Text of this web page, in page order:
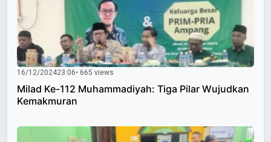
16/12/202423:06• 665 views
Milad Ke-112 Muhammadiyah: Tiga Pilar Wujudkan
Kemakmuran